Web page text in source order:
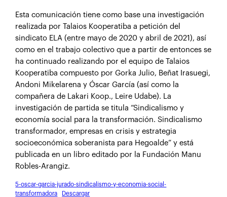
Esta comunicación tiene como base una investigación
realizada por Talaios Kooperatiba a petición del
sindicato ELA (entre mayo de 2020 y abril de 2021), así
como en el trabajo colectivo que a partir de entonces se
ha continuado realizando por el equipo de Talaios
Kooperatiba compuesto por Gorka Julio, Beñat Irasuegi,
Andoni Mikelarena y Óscar García (así como la
compañera de Lakari Koop., Leire Udabe). La
investigación de partida se titula “Sindicalismo y
economía social para la transformación. Sindicalismo
transformador, empresas en crisis y estrategia
socioeconómica soberanista para Hegoalde” y está
publicada en un libro editado por la Fundación Manu
Robles-Arangiz.
5-oscar-garcia-jurado-sindicalismo-y-economia-social-
transformadora
Descargar